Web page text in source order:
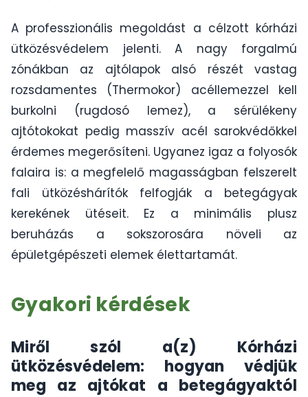
A professzionális megoldást a célzott kórházi
ütközésvédelem jelenti. A nagy forgalmú
zónákban az ajtólapok alsó részét vastag
rozsdamentes (Thermokor) acéllemezzel kell
burkolni (rugdosó lemez), a sérülékeny
ajtótokokat pedig masszív acél sarokvédőkkel
érdemes megerősíteni. Ugyanez igaz a folyosók
falaira is: a megfelelő magasságban felszerelt
fali ütközéshárítók felfogják a betegágyak
kerekének ütéseit. Ez a minimális plusz
beruházás a sokszorosára növeli az
épületgépészeti elemek élettartamát.
Gyakori kérdések
Miről szól a(z) Kórházi
ütközésvédelem: hogyan védjük
meg az ajtókat a betegágyaktól